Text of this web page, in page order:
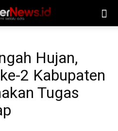
Hujan,
2 Kabupaten
Tugas